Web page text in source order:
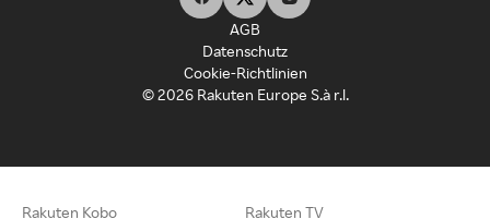
AGB
Datenschutz
Cookie-Richtlinien
© 2026 Rakuten Europe S.à r.l.
Rakuten Kobo Rakuten TV